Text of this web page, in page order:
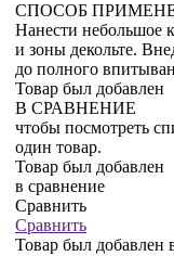
СПОСОБ
Нанести небольшое
и зоны декольте.
до полного
Товар был добавлен
В СРАВНЕНИЕ
чтобы посмотреть
один товар.
Товар был добавлен
в сравнение
Сравнить
Сравнить
Товар был добавлен